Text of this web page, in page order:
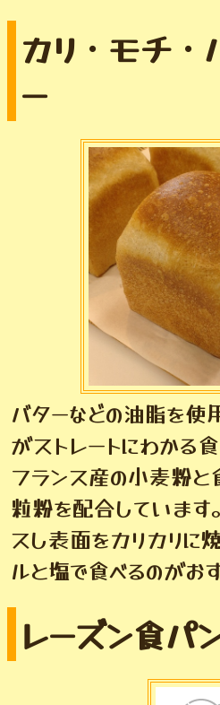
カリ・モチ・
ー
バターなどの油脂を使
がストレートにわかる
フランス産の小麦粉
粒粉を配合しています
スし表面をカリカリに
ルと塩で食べるのがお
レーズン食パ